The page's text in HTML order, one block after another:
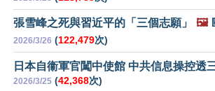
張雪峰之死與習近平的「三個志願」 🖼️
2026/3/26 (122,479次)
日本自衞軍官闖中使館 中共信息操控透
2026/3/25 (42,368次)